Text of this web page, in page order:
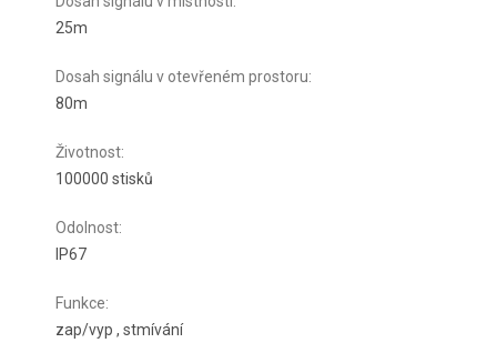
25m
Dosah signálu v otevřeném prostoru:
80m
Životnost:
100000 stisků
Odolnost:
IP67
Funkce:
zap/vyp , stmívání